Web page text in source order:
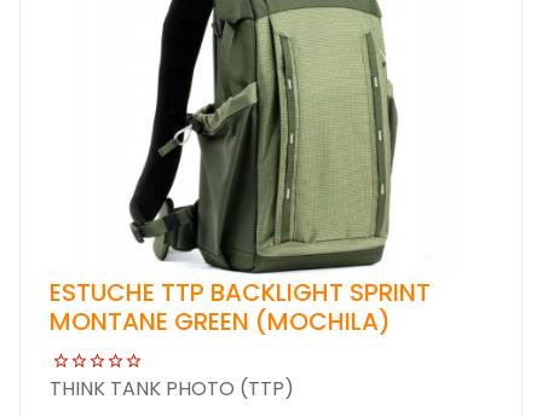
ESTUCHE TTP BACKLIGHT SPRINT
MONTANE GREEN (MOCHILA)
THINK TANK PHOTO (TTP)